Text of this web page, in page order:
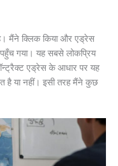
मैंने क्लिक किया और एड्रेस
गया। यह सबसे लोकप्रिय
एड्रेस के आधार पर यह
है या नहीं। इसी तरह मैंने कुछ